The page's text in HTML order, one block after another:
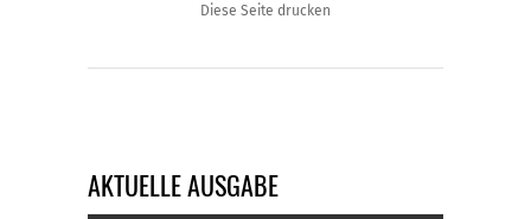
Diese Seite drucken
AKTUELLE AUSGABE